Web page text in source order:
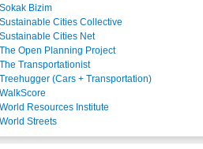
Sokak Bizim
Sustainable Cities Collective
Sustainable Cities Net
The Open Planning Project
The Transportationist
Treehugger (Cars + Transportation)
WalkScore
World Resources Institute
World Streets